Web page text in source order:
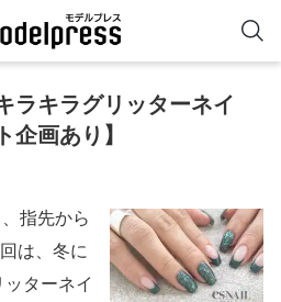
ラキラグリッターネイ
画あり】
指先から
は、冬に
ターネイ